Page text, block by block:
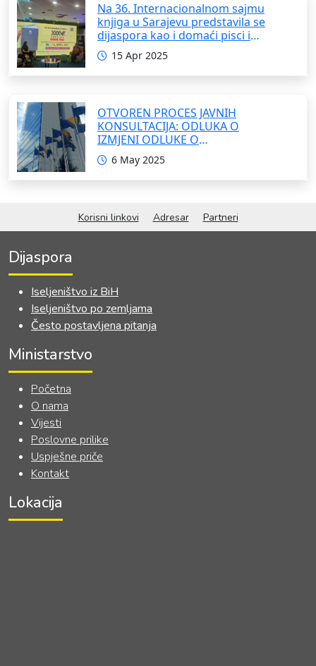
Na 36. Internacionalnom sajmu
knjiga u Sarajevu predstavila se
dijaspora kao i domaći pisci i
umjetnici
15 Apr 2025
OTVOREN PROCES JAVNIH
KONSULTACIJA: ODLUKA O
IZMJENI ODLUKE O
FORMIRANJU INTERRESORNE
RADNE GRUPE ZA IZRADU
OKVIRNOG ZAKONA O
HERCEGOVINE
6 May 2025
Korisni linkovi Adresar Partneri
Dijaspora
Iseljeništvo iz BiH
Iseljeništvo po zemljama
Često postavljena pitanja
Ministarstvo
Početna
O nama
Vijesti
Poslovne prilike
Uspješne priče
Kontakt
Lokacija